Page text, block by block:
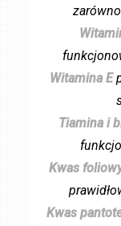
Witamina E
Tiamina i
Kwas
Kwas